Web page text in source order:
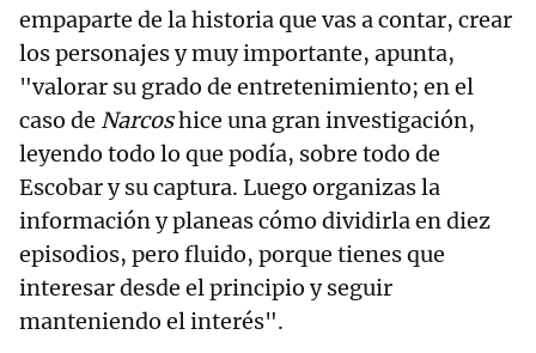
empaparte de la historia que vas a contar, crear
los personajes y muy importante, apunta,
"valorar su grado de entretenimiento; en el
caso de Narcoshice una gran investigación,
leyendo todo lo que podía, sobre todo de
Escobar y su captura. Luego organizas la
información y planeas cómo dividirla en diez
episodios, pero fluido, porque tienes que
interesar desde el principio y seguir
manteniendo el interés".